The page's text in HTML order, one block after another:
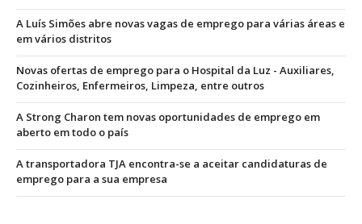
A Luís Simões abre novas vagas de emprego para várias áreas e
em vários distritos
Novas ofertas de emprego para o Hospital da Luz - Auxiliares,
Cozinheiros, Enfermeiros, Limpeza, entre outros
A Strong Charon tem novas oportunidades de emprego em
aberto em todo o país
A transportadora TJA encontra-se a aceitar candidaturas de
emprego para a sua empresa